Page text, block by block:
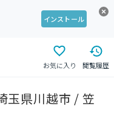
インストール
お気に入り 閲覧履歴
玉県川越市 / 笠